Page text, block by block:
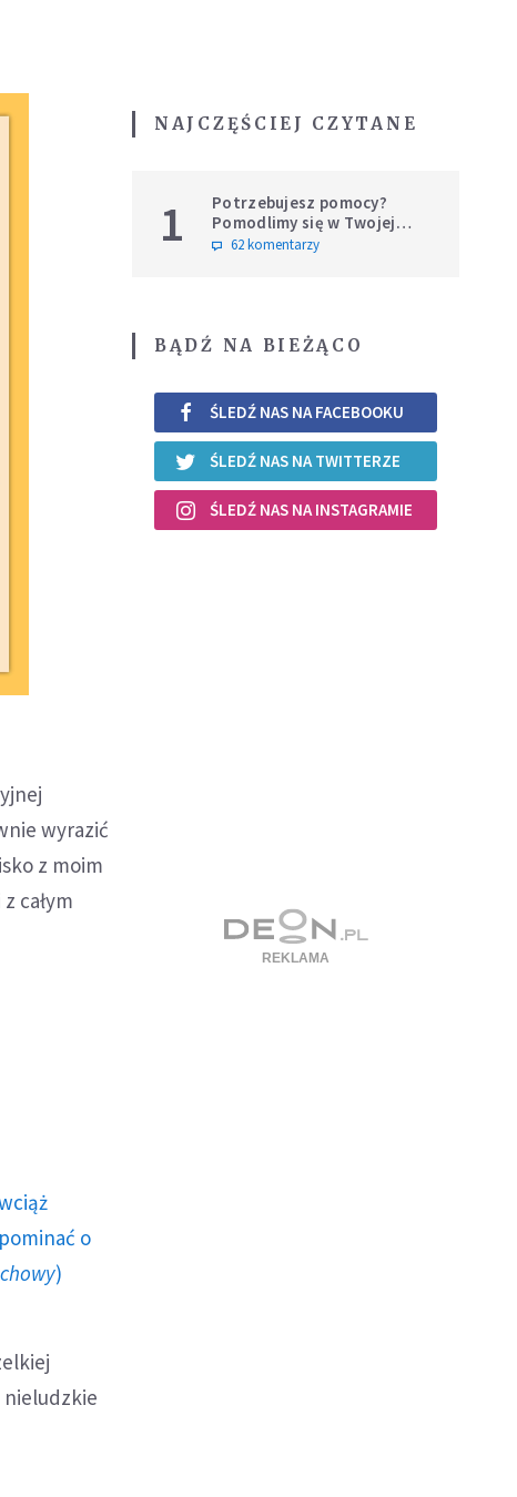
wyrazić
z moim
całym
o
)
nieludzkie
NAJCZĘŚCIEJ CZYTANE
1
Potrzebujesz pomocy?
Pomodlimy się w Twojej
intencji
62 komentarzy
BĄDŹ NA BIEŻĄCO
ŚLEDŹ NAS NA FACEBOOKU
ŚLEDŹ NAS NA TWITTERZE
ŚLEDŹ NAS NA INSTAGRAMIE